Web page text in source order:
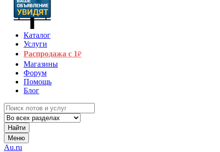
Каталог
Услуги
Распродажа с 1₽
Магазины
Форум
Помощь
Блог
Найти
Меню
Au.ru